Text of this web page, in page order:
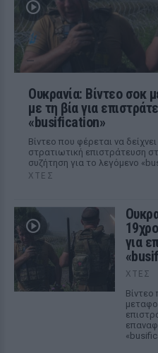
Ουκρανία: Βίντεο σοκ
με τη βία για
«busification»
Βίντεο που φέρεται να
στρατιωτική επιστράτευση
συζήτηση για το λεγόμενο
ΧΤΕΣ
για
ΧΤΕΣ
Βίντεο